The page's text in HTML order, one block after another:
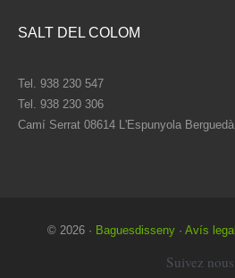
SALT DEL COLOM
Tel. 938 230 547
Tel. 938 230 306
Camí Serrat 08614 L'Espunyola Berguedà
© 2026 · Baguesdisseny· Avís legal
Suivez nous